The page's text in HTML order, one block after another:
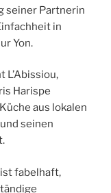
seiner Partnerin
in
Yon.
L’Abissiou,
Harispe
aus lokalen
seinen
fabelhaft,